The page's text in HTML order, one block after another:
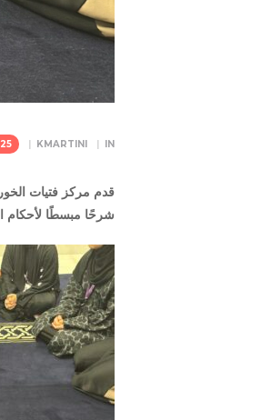
KMARTINI IN
قدم مركز فتيات
شرحًا مبسطًا لأحكام